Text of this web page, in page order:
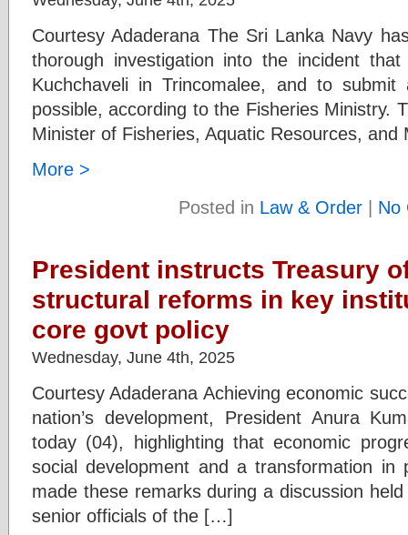
Courtesy Adaderana The Sri Lanka Navy
thorough investigation into the incident
Kuchchaveli in Trincomalee, and to
possible, according to the Fisheries Ministry.
Minister of Fisheries, Aquatic Resources,
More >
Posted in Law & Order| No
President instructs Treasury
structural reforms in key
core govt policy
Wednesday, June 4th, 2025
Courtesy Adaderana Achieving economic
nation’s development, President Anura
today (04), highlighting that economic
social development and a transformation in
made these remarks during a discussion
senior officials of the […]